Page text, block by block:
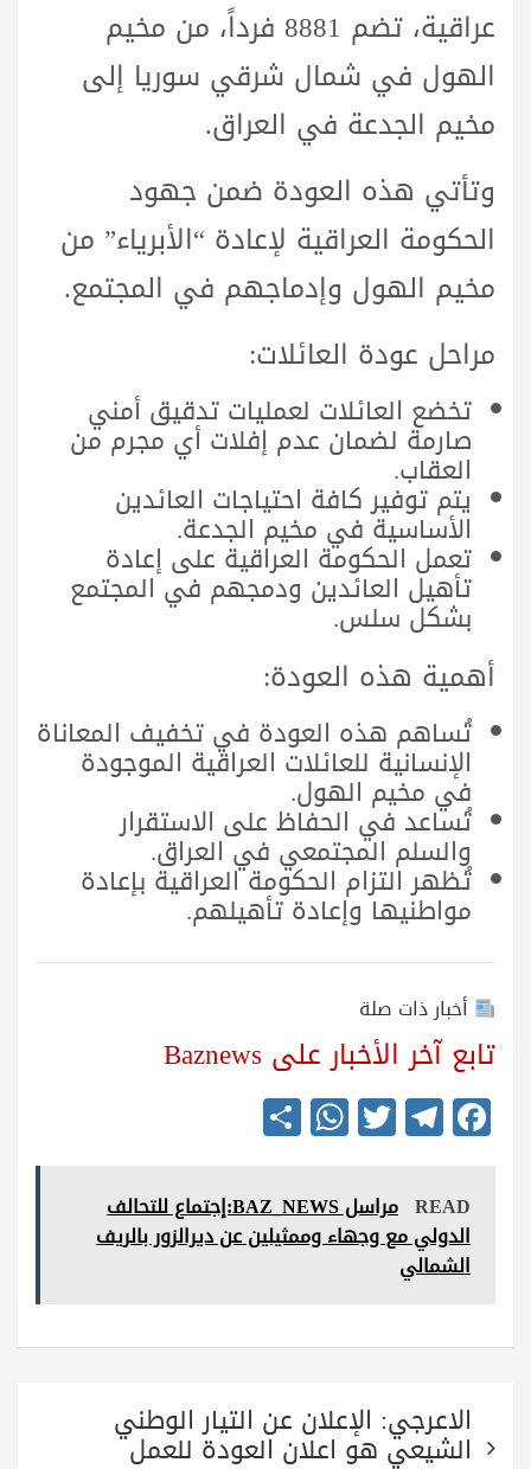
عراقية، تضم 8881 فرداً، من مخيم
الهول في شمال شرقي سوريا إلى
مخيم الجدعة في العراق.
وتأتي هذه العودة ضمن جهود
الحكومة العراقية لإعادة “الأبرياء” من
مخيم الهول وإدماجهم في المجتمع.
مراحل عودة العائلات:
تخضع العائلات لعمليات تدقيق أمني
صارمة لضمان عدم إفلات أي مجرم من
العقاب.
يتم توفير كافة احتياجات العائدين
الأساسية في مخيم الجدعة.
تعمل الحكومة العراقية على إعادة
تأهيل العائدين ودمجهم في المجتمع
بشكل سلس.
أهمية هذه العودة:
تُساهم هذه العودة في تخفيف المعاناة
الإنسانية للعائلات العراقية الموجودة
في مخيم الهول.
تُساعد في الحفاظ على الاستقرار
والسلم المجتمعي في العراق.
تُظهر التزام الحكومة العراقية بإعادة
مواطنيها وإعادة تأهيلهم.
أخبار ذات صلة
تابع آخر الأخبار على Baznews
Fa
ce
bo
ok
Te
le
gr
a
m
T
wi
tte
r
W
ha
ts
A
pp
re READ
مراسل BAZ_NEWS:إجتماع للتحالف
الدولي مع وجهاء وممثيلين عن ديرالزور بالريف
الشمالي
تصفّح
المقالات
الاعرجي: الإعلان عن التيار الوطني
الشيعي هو اعلان العودة للعمل